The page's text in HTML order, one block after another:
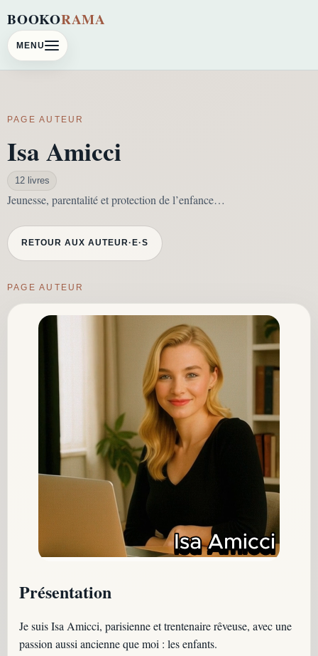
BOOKORAMA
MENU
PAGE AUTEUR
Isa Amicci
12 livres
Jeunesse, parentalité et protection de l’enfance…
RETOUR AUX AUTEUR·E·S
PAGE AUTEUR
Présentation
Je suis Isa Amicci, parisienne et trentenaire rêveuse, avec une
passion aussi ancienne que moi : les enfants.